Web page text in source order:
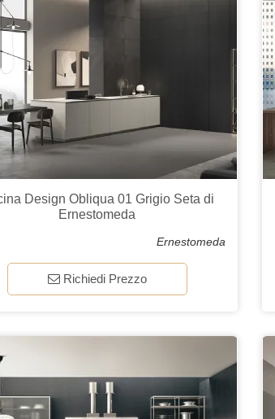
Design Obliqua 01 Grigio Seta di
Ernestomeda
Ernestomeda
Richiedi Prezzo